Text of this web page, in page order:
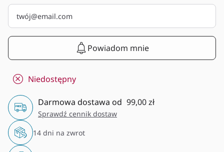
Powiadom mnie
Niedostępny
Darmowa dostawa od 99,00 zł
Sprawdź cennik dostaw
14 dni na zwrot